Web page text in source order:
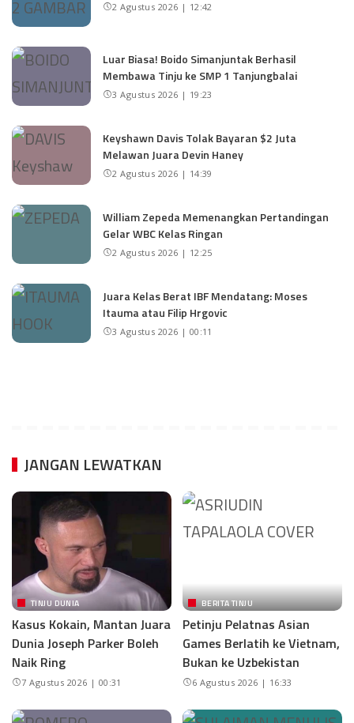
2 Agustus 2026 | 12:42
Luar Biasa! Boido Simanjuntak Berhasil
Membawa Tinju ke SMP 1 Tanjungbalai
3 Agustus 2026 | 19:23
Keyshawn Davis Tolak Bayaran $2 Juta
Melawan Juara Devin Haney
2 Agustus 2026 | 14:39
William Zepeda Memenangkan Pertandingan
Gelar WBC Kelas Ringan
2 Agustus 2026 | 12:25
Juara Kelas Berat IBF Mendatang: Moses
Itauma atau Filip Hrgovic
3 Agustus 2026 | 00:11
JANGAN LEWATKAN
TINJU DUNIA
Kasus Kokain, Mantan Juara
Dunia Joseph Parker Boleh
Naik Ring
7 Agustus 2026 | 00:31
BERITA TINJU
Petinju Pelatnas Asian
Games Berlatih ke Vietnam,
Bukan ke Uzbekistan
6 Agustus 2026 | 16:33